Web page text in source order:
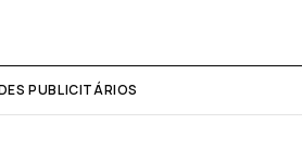
PUBLICITÁRIOS